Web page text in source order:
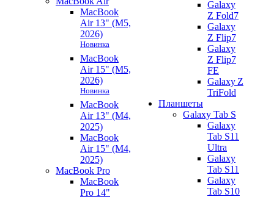
MacBook
Air 13" (M5,
2026)
Новинка
MacBook
Air 15" (M5,
2026)
Новинка
MacBook
Air 13" (M4,
2025)
MacBook
Air 15" (M4,
2025)
MacBook Pro
MacBook
Pro 14"
Galaxy
Z Fold7
Galaxy
Z Flip7
Galaxy
Z Flip7
FE
Galaxy Z
TriFold
Планшеты
Galaxy Tab S
Galaxy
Tab S11
Ultra
Galaxy
Tab S11
Galaxy
Tab S10